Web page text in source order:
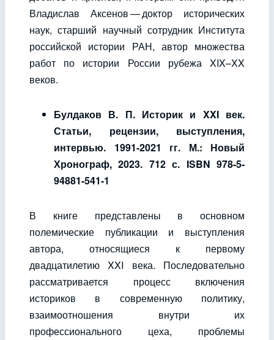
Владислав Аксенов — доктор исторических
наук, старший научный сотрудник Института
российской истории РАН, автор множества
работ по истории России рубежа XIX–XX
веков.
Булдаков В. П. Историк и XXI век.
Статьи, рецензии, выступления,
интервью. 1991-2021 гг. М.: Новый
Хронограф, 2023. 712 с. ISBN 978-5-
94881-541-1
В книге представлены в основном
полемические публикации и выступления
автора, относящиеся к первому
двадцатилетию XXI века. Последовательно
рассматривается процесс включения
историков в современную политику,
взаимоотношения внутри их
профессионального цеха, проблемы